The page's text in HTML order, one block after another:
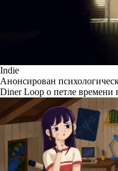
Indie
Анонсирован
Diner Loop о петле